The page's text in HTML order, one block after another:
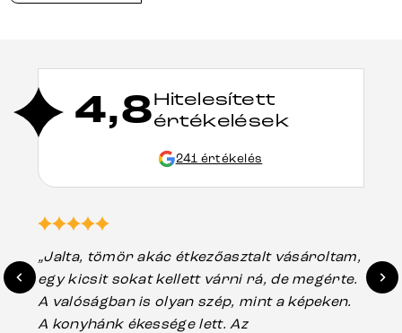
4,8Hitelesített
értékelések
241 értékelés
„Jalta, tömör akác étkezőasztalt vásároltam,
egy kicsit sokat kellett várni rá, de megérte.
A valóságban is olyan szép, mint a képeken.
A konyhánk ékessége lett. Az